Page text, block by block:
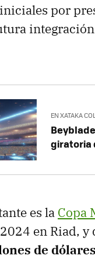
por
EN XATAKA
giratoria
es la Copa
en Riad, y
de